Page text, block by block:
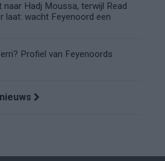
naar Hadj Moussa, terwijl Read
laat: wacht Feyenoord een
Profiel van Feyenoords